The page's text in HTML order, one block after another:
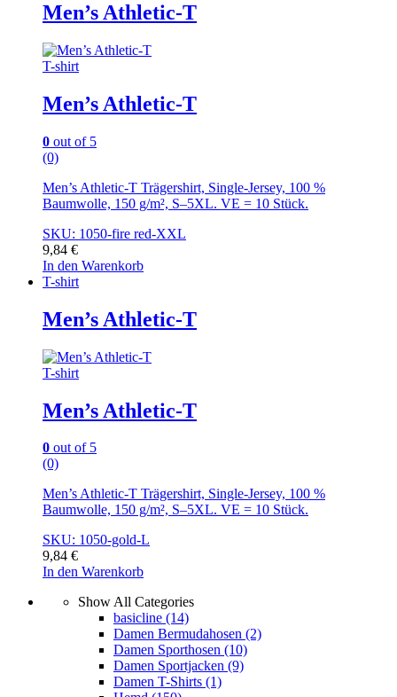
Men’s Athletic-T
T-shirt
Men’s Athletic-T
0 out of 5
(0)
Men’s Athletic-T Trägershirt, Single-Jersey, 100 %
Baumwolle, 150 g/m², S–5XL. VE = 10 Stück.
SKU: 1050-fire red-XXL
9,84 €
In den Warenkorb
T-shirt
Men’s Athletic-T
T-shirt
Men’s Athletic-T
0 out of 5
(0)
Men’s Athletic-T Trägershirt, Single-Jersey, 100 %
Baumwolle, 150 g/m², S–5XL. VE = 10 Stück.
SKU: 1050-gold-L
9,84 €
In den Warenkorb
Show All Categories
basicline (14)
Damen Bermudahosen (2)
Damen Sporthosen (10)
Damen Sportjacken (9)
Damen T-Shirts (1)